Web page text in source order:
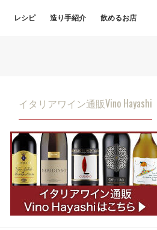
レシピ 造り手紹介 飲めるお店
イタリアワイン通販Vino Hayashi